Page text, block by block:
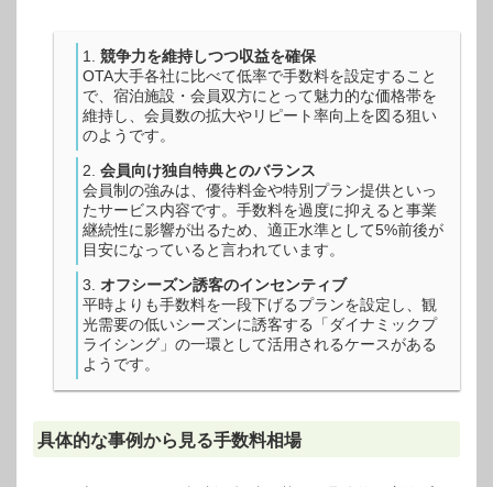
競争力を維持しつつ収益を確保
OTA大手各社に比べて低率で手数料を設定すること
で、宿泊施設・会員双方にとって魅力的な価格帯を
維持し、会員数の拡大やリピート率向上を図る狙い
のようです。
会員向け独自特典とのバランス
会員制の強みは、優待料金や特別プラン提供といっ
たサービス内容です。手数料を過度に抑えると事業
継続性に影響が出るため、適正水準として5%前後が
目安になっていると言われています。
オフシーズン誘客のインセンティブ
平時よりも手数料を一段下げるプランを設定し、観
光需要の低いシーズンに誘客する「ダイナミックプ
ライシング」の一環として活用されるケースがある
ようです。
具体的な事例から見る手数料相場